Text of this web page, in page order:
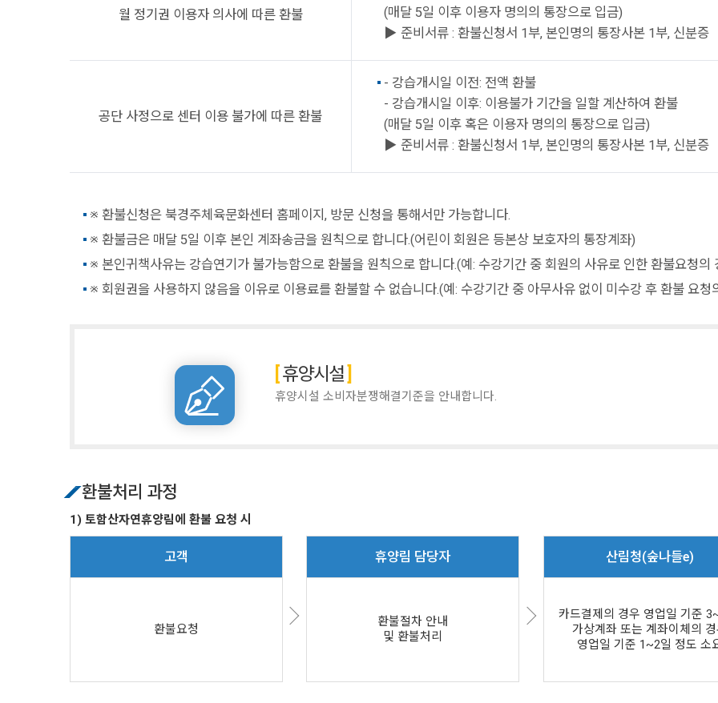
월 정기권 이용자 의사에 따른 환불
(매달 5일 이후 이용자 명의의 통장으로 입금)
▶ 준비서류 : 환불신청서 1부, 본인명의 통장사본 1부, 신분증
공단 사정으로 센터 이용 불가에 따른 환불
- 강습개시일 이전: 전액 환불
- 강습개시일 이후: 이용불가 기간을 일할 계산하여 환불
(매달 5일 이후 혹은 이용자 명의의 통장으로 입금)
▶ 준비서류 : 환불신청서 1부, 본인명의 통장사본 1부, 신분증
※ 환불신청은 북경주체육문화센터 홈페이지, 방문 신청을 통해서만 가능합니다.
※ 환불금은 매달 5일 이후 본인 계좌송금을 원칙으로 합니다.(어린이 회원은 등본상 보호자의 통장계좌)
※ 본인귀책사유는 강습연기가 불가능함으로 환불을 원칙으로 합니다.(예: 수강기간 중 회원의 사유로 인한 환불요청의
※ 회원권을 사용하지 않음을 이유로 이용료를 환불할 수 없습니다.(예: 수강기간 중 아무사유 없이 미수강 후 환불 요청
휴양시설
휴양시설 소비자분쟁해결기준을 안내합니다.
환불처리 과정
1) 토함산자연휴양림에 환불 요청 시
고객
환불요청
휴양림 담당자
환불절차 안내
및 환불처리
산림청(숲나들e)
카드결제의 경우 영업일 기준
가상계좌 또는 계좌이체의 경
영업일 기준 1~2일 정도 소